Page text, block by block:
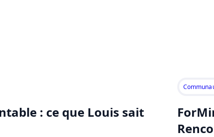
: ce que Louis sait